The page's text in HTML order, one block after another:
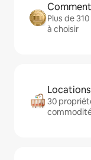
Plus de
à choisir
30